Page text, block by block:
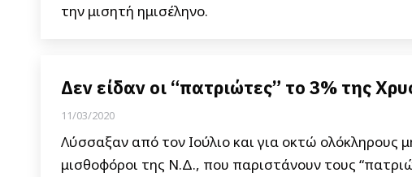
την μισητή ημισέληνο.
Δεν είδαν οι “πατριώτες” το 3% της
11/03/2020
Λύσσαξαν από τον Ιούλιο και για οκτώ ολόκληρους
μισθοφόροι της Ν.Δ., που παριστάνουν τους